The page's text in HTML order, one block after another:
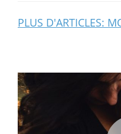
PLUS D'ARTICLES: